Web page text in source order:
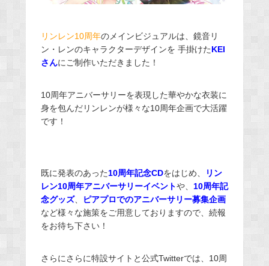
リンレン10周年のメインビジュアルは、鏡音リ
ン・レンのキャラクターデザインを 手掛けたKEI
さんにご制作いただきました！
10周年アニバーサリーを表現した華やかな衣装に
身を包んだリンレンが様々な10周年企画で大活躍
です！
既に発表のあった10周年記念CDをはじめ、
リン
レン10周年アニバーサリーイベントや、 10周年記
念グッズ、
ピアプロでのアニバーサリー募集企画
など様々な施策をご用意しておりますので、続報
をお待ち下さい！
さらにさらに特設サイトと公式Twitterでは、10周